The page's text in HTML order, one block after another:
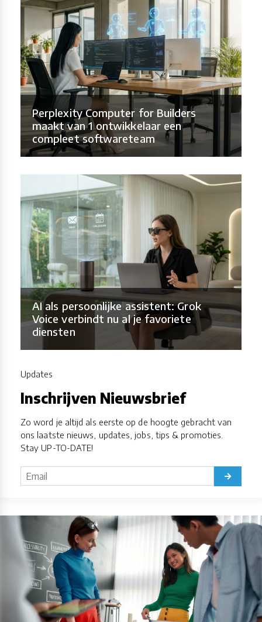
Perplexity Computer for Builders
maakt van 1 ontwikkelaar een
compleet softwareteam
AI als persoonlijke assistent: Grok
Voice verbindt nu al je favoriete
diensten
Updates
Inschrijven Nieuwsbrief
Zo word je altijd als eerste op de hoogte gebracht van
ons laatste nieuws, updates, jobs, tips & promoties.
Stay UP-TO-DATE!